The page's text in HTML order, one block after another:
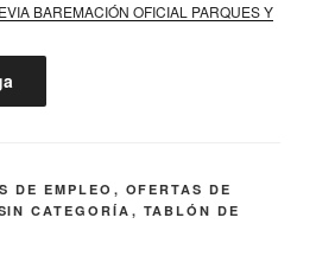
BAREMACIÓN OFICIAL PARQUES Y
DE EMPLEO , OFERTAS DE
CATEGORÍA , TABLÓN DE